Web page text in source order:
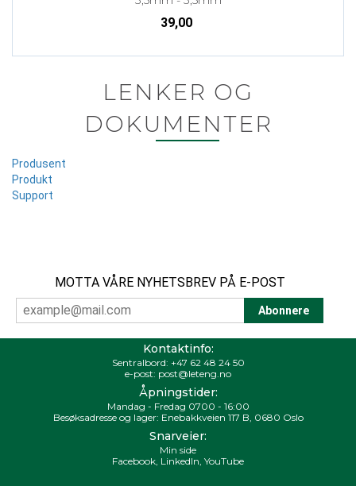
39,00
LENKER OG
DOKUMENTER
Produsent
Produkt
Support
MOTTA VÅRE NYHETSBREV PÅ E-POST
Kontaktinfo:
Sentralbord: +47 62 48 24 50
e-post: post@leteng.no
Åpningstider:
Mandag - Fredag 0700 - 16:00
Besøksadresse og lager: Enebakkveien 117 B, 0680 Oslo
Snarveier:
Min side
Facebook LinkedIn YouTube